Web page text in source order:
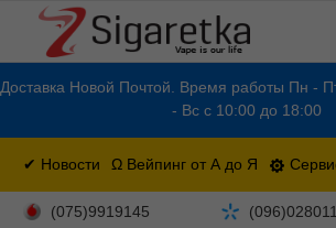
Доставка Новой Почтой. Время работы Пн -
- Вс с 10:00 до 18:00
✔ Новости Ω Вейпинг от А до Я
(075)9919145